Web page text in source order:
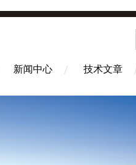
新闻中心 技术文章